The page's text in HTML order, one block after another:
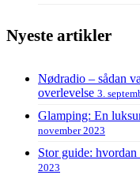
Nyeste artikler
Nødradio – sådan
overlevelse 3.
Glamping: En
november 2023
Stor guide:
2023